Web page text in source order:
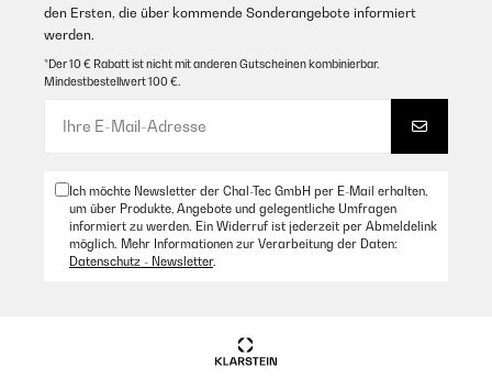
den Ersten, die über kommende Sonderangebote informiert
werden.
*Der 10 € Rabatt ist nicht mit anderen Gutscheinen kombinierbar.
Mindestbestellwert 100 €.
Ich möchte Newsletter der Chal-Tec GmbH per E-Mail erhalten,
um über Produkte, Angebote und gelegentliche Umfragen
informiert zu werden. Ein Widerruf ist jederzeit per Abmeldelink
möglich. Mehr Informationen zur Verarbeitung der Daten:
Datenschutz - Newsletter.